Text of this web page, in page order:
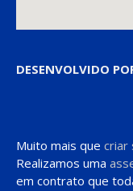
DESENVOLVIDO
Muito mais que criar
Realizamos uma
em contrato que